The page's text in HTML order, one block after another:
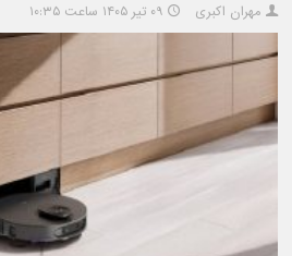
مهران اکبری ۰۹ تیر ۱۴۰۵ ساعت ۱۰:۳۵